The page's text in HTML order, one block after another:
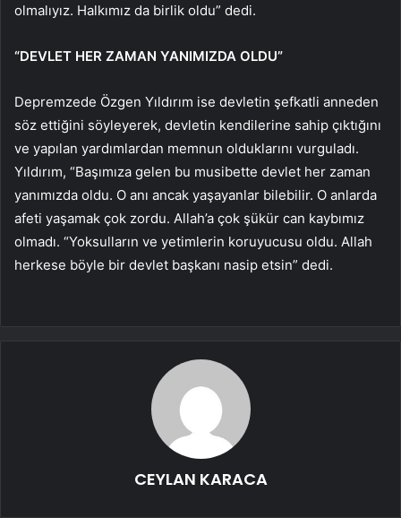
olmalıyız. Halkımız da birlik oldu” dedi.
“DEVLET HER ZAMAN YANIMIZDA OLDU”
Depremzede Özgen Yıldırım ise devletin şefkatli anneden
söz ettiğini söyleyerek, devletin kendilerine sahip çıktığını
ve yapılan yardımlardan memnun olduklarını vurguladı.
Yıldırım, “Başımıza gelen bu musibette devlet her zaman
yanımızda oldu. O anı ancak yaşayanlar bilebilir. O anlarda
afeti yaşamak çok zordu. Allah’a çok şükür can kaybımız
olmadı. “Yoksulların ve yetimlerin koruyucusu oldu. Allah
herkese böyle bir devlet başkanı nasip etsin” dedi.
CEYLAN KARACA